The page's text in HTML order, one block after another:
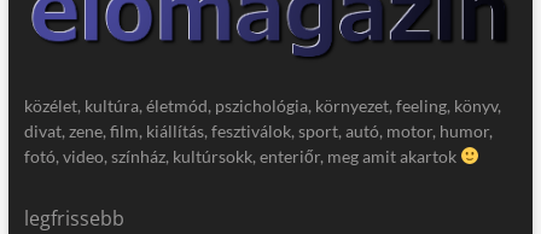
közélet, kultúra, életmód, pszichológia, környezet, feeling, könyv,
divat, zene, film, kiállítás, fesztiválok, sport, autó, motor, humor,
fotó, video, színház, kultúrsokk, enteriőr, meg amit akartok
legfrissebb